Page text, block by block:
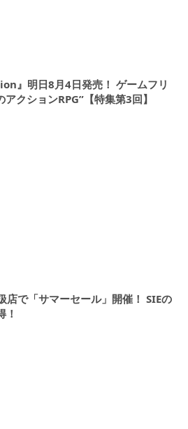
』明日8月4日発売！ ゲームフリ
クションRPG”【特集第3回】
で「サマーセール」開催！ SIEの
！